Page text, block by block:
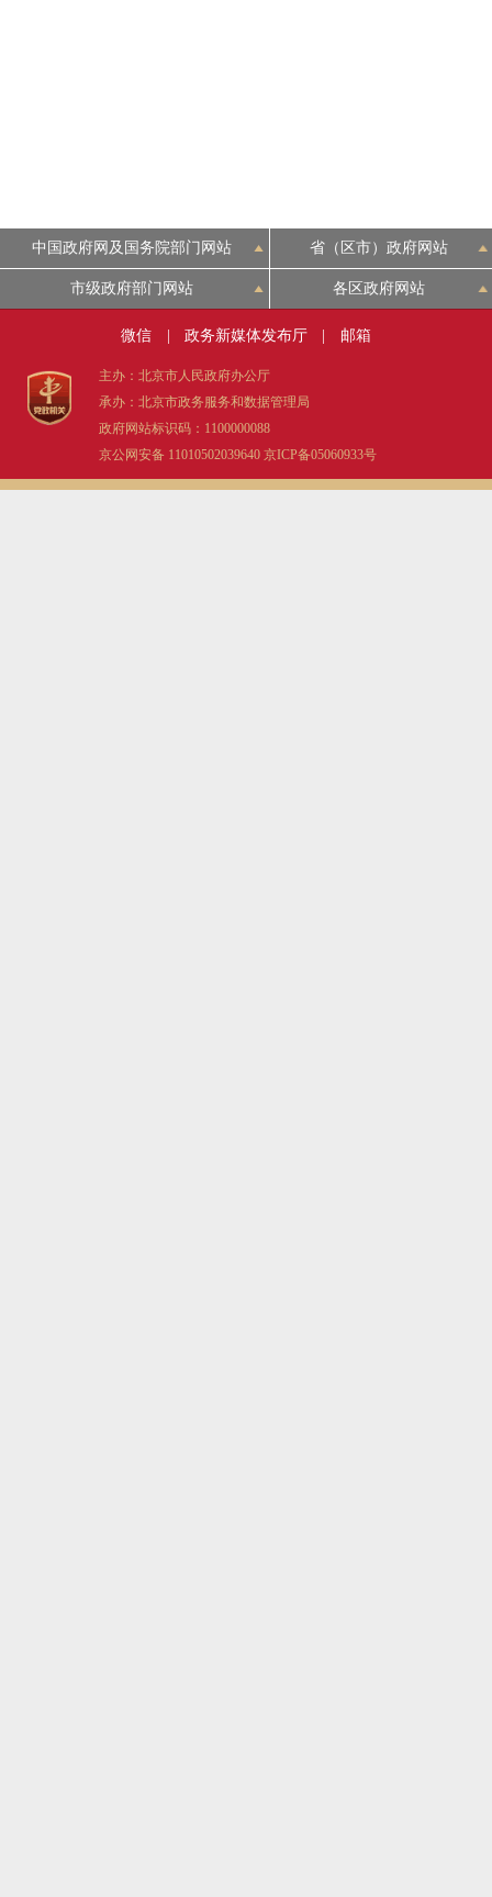
中国政府网及国务院部门网站 省（区市）政府网站
市级政府部门网站 各区政府网站
微信 政务新媒体发布厅 邮箱
主办：北京市人民政府办公厅
承办：北京市政务服务和数据管理局
政府网站标识码：1100000088
京公网安备 11010502039640 京ICP备05060933号